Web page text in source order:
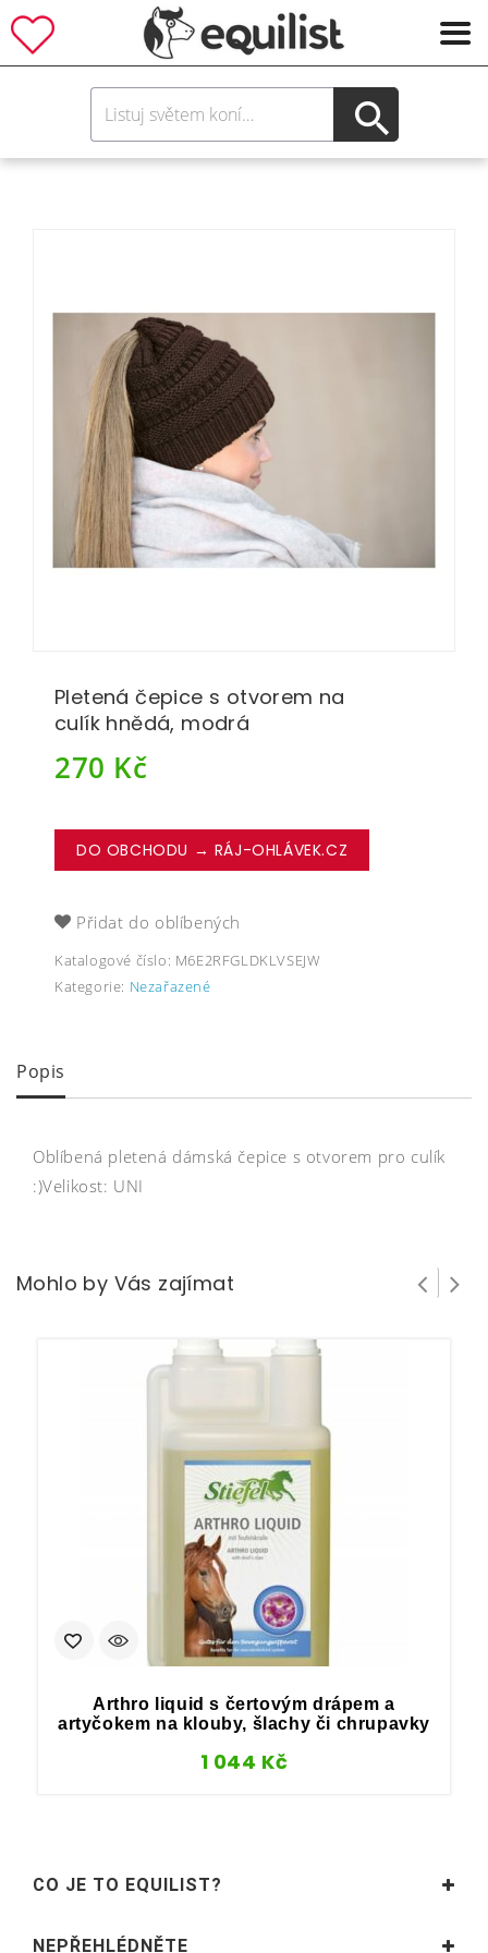
Pletená čepice s otvorem na
culík hnědá, modrá
270 Kč
DO OBCHODU → RÁJ-OHLÁVEK.CZ
Přidat do oblíbených
Katalogové číslo: M6E2RFGLDKLVSEJW
Kategorie: Nezařazené
Popis
Oblíbená pletená dámská čepice s otvorem pro culík
:)Velikost: UNI
Mohlo by Vás zajímat
Arthro liquid s čertovým drápem a
artyčokem na klouby, šlachy či chrupavky
1 044 Kč
CO JE TO EQUILIST?
NEPŘEHLÉDNĚTE